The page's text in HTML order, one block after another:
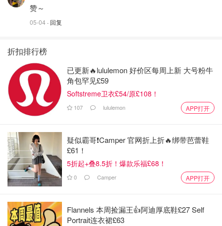
赞～
05-04 · 回复
折扣排行榜
已更新🔥lululemon 好价区每周上新 大号粉牛
角包罕见£59
Softstreme卫衣£54/原£108！
107 lululemon APP打开
疑似霸哥❗️Camper 官网折上折🔥绑带芭蕾鞋
£61！
5折起+叠8.5折！爆款乐福£68！
0 Camper APP打开
Flannels 本周捡漏王👍阿迪厚底鞋£27 Self
Portrait连衣裙£63